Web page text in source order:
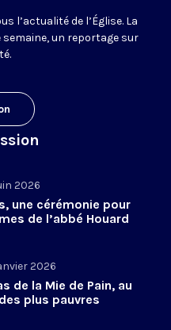
l’actualité de l’Église. La
un reportage sur
2026
une cérémonie pour
de l’abbé Houard
2026
de la Mie de Pain, au
plus pauvres